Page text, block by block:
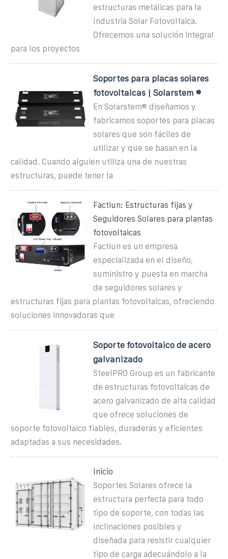
estructuras metálicas para la
Industria Solar Fotovoltaica.
Ofrecemos una solución integral
para los proyectos
Soportes para placas solares
fotovoltaicas | Solarstem ®
En Solarstem® diseñamos y
fabricamos soportes para placas
solares que son fáciles de
utilizar y que se basan en la
calidad. Cuando alguien utiliza una de nuestras
estructuras, puede tener la
Factiun: Estructuras fijas y
Seguidores Solares para plantas
fotovoltaicas
Factiun es un empresa
especializada en el diseño,
suministro y puesta en marcha
de seguidores solares y
estructuras fijas para plantas fotovoltaicas, ofreciendo
soluciones innovadoras que
Soporte fotovoltaico de acero
galvanizado
SteelPRO Group es un fabricante
de estructuras fotovoltaicas de
acero galvanizado de alta calidad
que ofrece soluciones de
soporte fotovoltaico fiables, duraderas y eficientes
adaptadas a sus necesidades.
Inicio
Soportes Solares ofrece la
estructura perfecta para todo
tipo de soporte, con todas las
inclinaciones posibles y
diseñada para resistir cualquier
tipo de carga adecuándolo a la